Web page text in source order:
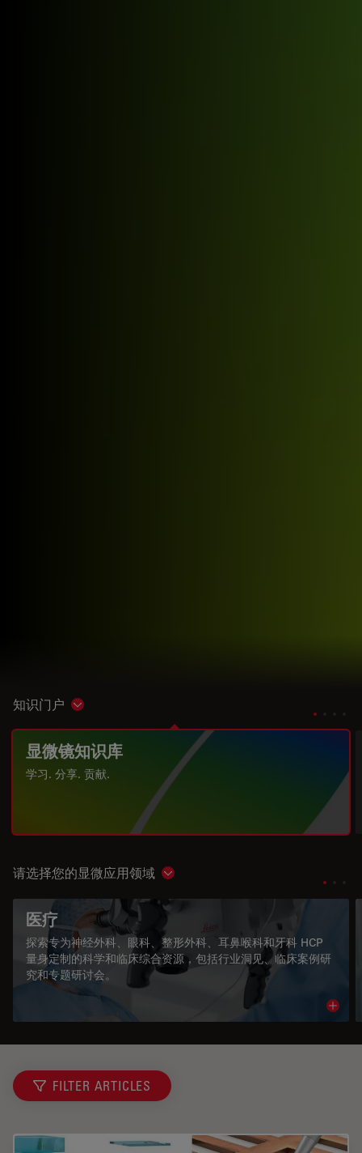
知识门户 Show subnavigation
显微镜知识库
学习. 分享. 贡献.
请选择您的显微应用领域 Show subnavigation
医疗
探索专为神经外科、眼科、整形外科、耳鼻喉科和牙科 HCP
量身定制的科学和临床综合资源，包括行业洞见、临床案例研
究和专题研讨会。
FILTER ARTICLES